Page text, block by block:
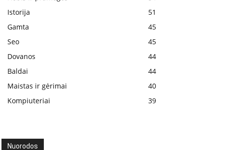
Istorija
51
Gamta
45
Seo
45
Dovanos
44
Baldai
44
Maistas ir gėrimai
40
Kompiuteriai
39
Nuorodos